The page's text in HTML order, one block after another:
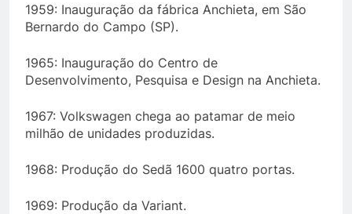
1959: Inauguração da fábrica Anchieta, em São
Bernardo do Campo (SP).
1965: Inauguração do Centro de
Desenvolvimento, Pesquisa e Design na Anchieta.
1967: Volkswagen chega ao patamar de meio
milhão de unidades produzidas.
1968: Produção do Sedã 1600 quatro portas.
1969: Produção da Variant.